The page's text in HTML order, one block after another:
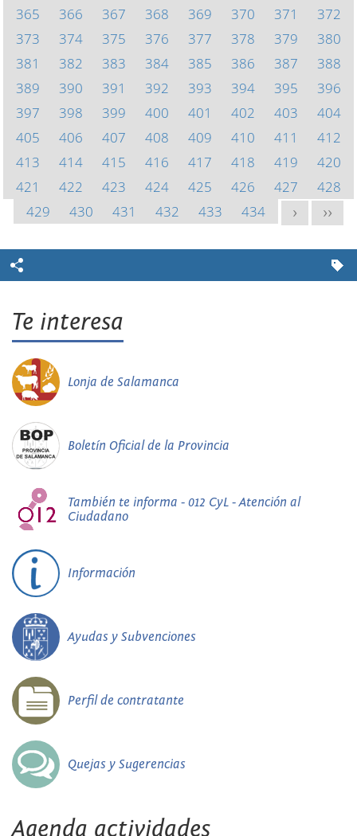
365
366 367 368 369 370 371
372
373
374 375 376 377 378 379
380
381
382 383 384 385 386 387
388
389
390 391 392 393 394 395
396
397
398 399 400 401 402 403
404
405
406 407 408 409 410 411
412
413
414 415 416 417 418 419
420
421
422 423 424 425 426 427
428
429
430 431 432 433 434 > >>
Te interesa
Lonja de Salamanca
Boletín Oficial de la Provincia
También te informa - 012 CyL - Atención al
Ciudadano
Información
Ayudas y Subvenciones
Perfil de contratante
Quejas y Sugerencias
Agenda actividades